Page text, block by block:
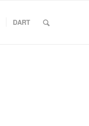
DART